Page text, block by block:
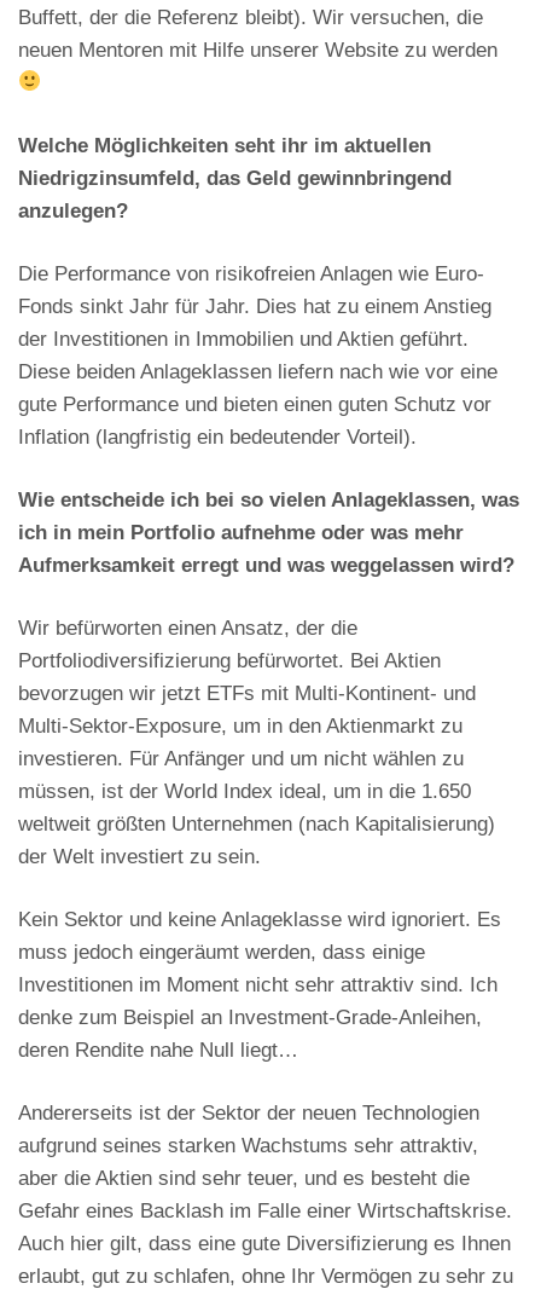
Buffett, der die Referenz bleibt). Wir versuchen, die
neuen Mentoren mit Hilfe unserer Website zu werden
Welche Möglichkeiten seht ihr im aktuellen
Niedrigzinsumfeld, das Geld gewinnbringend
anzulegen?
Die Performance von risikofreien Anlagen wie Euro-
Fonds sinkt Jahr für Jahr. Dies hat zu einem Anstieg
der Investitionen in Immobilien und Aktien geführt.
Diese beiden Anlageklassen liefern nach wie vor eine
gute Performance und bieten einen guten Schutz vor
Inflation (langfristig ein bedeutender Vorteil).
Wie entscheide ich bei so vielen Anlageklassen, was
ich in mein Portfolio aufnehme oder was mehr
Aufmerksamkeit erregt und was weggelassen wird?
Wir befürworten einen Ansatz, der die
Portfoliodiversifizierung befürwortet. Bei Aktien
bevorzugen wir jetzt ETFs mit Multi-Kontinent- und
Multi-Sektor-Exposure, um in den Aktienmarkt zu
investieren. Für Anfänger und um nicht wählen zu
müssen, ist der World Index ideal, um in die 1.650
weltweit größten Unternehmen (nach Kapitalisierung)
der Welt investiert zu sein.
Kein Sektor und keine Anlageklasse wird ignoriert. Es
muss jedoch eingeräumt werden, dass einige
Investitionen im Moment nicht sehr attraktiv sind. Ich
denke zum Beispiel an Investment-Grade-Anleihen,
deren Rendite nahe Null liegt…
Andererseits ist der Sektor der neuen Technologien
aufgrund seines starken Wachstums sehr attraktiv,
aber die Aktien sind sehr teuer, und es besteht die
Gefahr eines Backlash im Falle einer Wirtschaftskrise.
Auch hier gilt, dass eine gute Diversifizierung es Ihnen
erlaubt, gut zu schlafen, ohne Ihr Vermögen zu sehr zu